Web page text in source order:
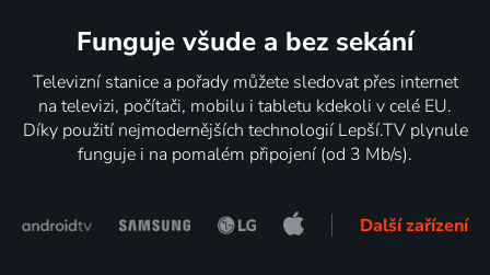
Funguje všude a bez sekání
Televizní stanice a pořady můžete sledovat přes internet
na televizi, počítači, mobilu i tabletu kdekoli v celé EU.
Díky použití nejmodernějších technologií Lepší.TV plynule
funguje i na pomalém připojení (od 3 Mb/s).
Další zařízení